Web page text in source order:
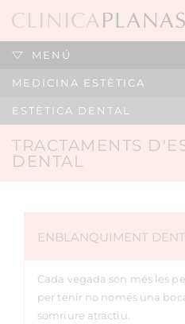
MENÚ
MEDICINA ESTÈTICA
ESTÈTICA DENTAL
TRACTAMENTS
DENTAL
ENBLANQUIMENT
Cada vegada són més les
per tenir no només una
somriure atractiu.